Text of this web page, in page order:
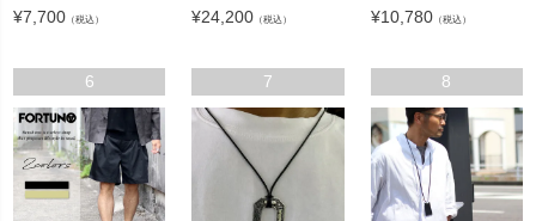
¥7,700 （税込） ¥24,200 （税込） ¥10,780（税込）
6 7 8